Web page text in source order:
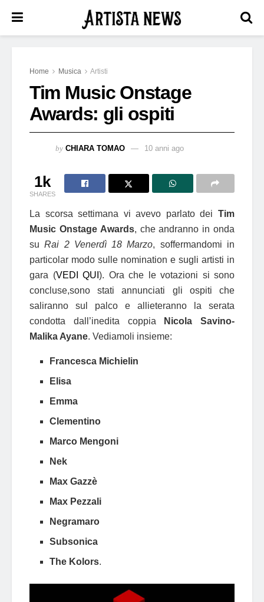
Home Musica Artisti
Tim Music Onstage
Awards: gli ospiti
by CHIARA TOMAO 10 anni ago
1k
SHARES
La scorsa settimana vi avevo parlato dei Tim
Music Onstage Awards, che andranno in onda
suRai 2 Venerdì 18 Marzo, soffermandomi in
particolar modo sulle nomination e sugli artisti in
gara (VEDI QUI ). Ora che le votazioni si sono
concluse,sono stati annunciati gli ospiti che
saliranno sul palco e allieteranno la serata
condotta dall’inedita coppia
Nicola Savino-
Malika Ayane. Vediamoli insieme:
Francesca Michielin
Elisa
Emma
Clementino
Marco Mengoni
Nek
Max Gazzè
Max Pezzali
Negramaro
Subsonica
The Kolors.